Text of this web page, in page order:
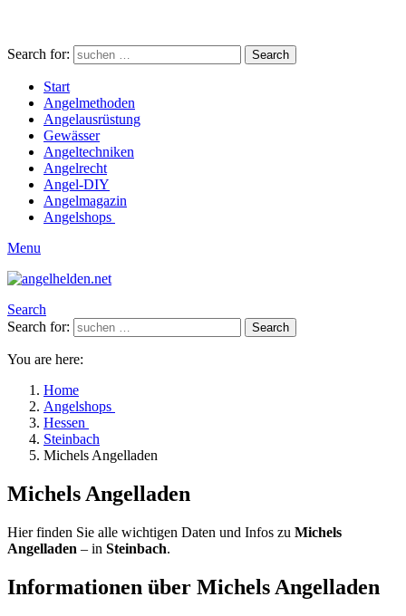
Search for: Search
Start
Angelmethoden
Angelausrüstung
Gewässer
Angeltechniken
Angelrecht
Angel-DIY
Angelmagazin
Angelshops
Menu
Search
Search for:
Search
You are here:
Home
Angelshops
Hessen
Steinbach
Michels Angelladen
Michels Angelladen
Hier finden Sie alle wichtigen Daten und Infos zu Michels
Angelladen – in Steinbach.
Informationen über Michels Angelladen